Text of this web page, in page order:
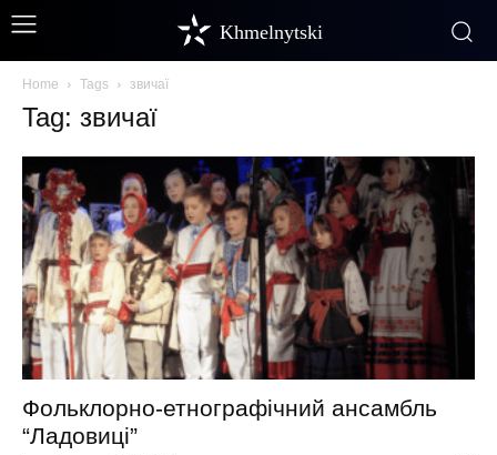
Khmelnytski
Home Tags звичаї
Tag: звичаї
Фольклорно-етнографічний ансамбль
“Ладовиці”